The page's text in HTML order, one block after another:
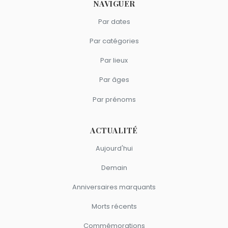
NAVIGUER
Par dates
Par catégories
Par lieux
Par âges
Par prénoms
ACTUALITÉ
Aujourd'hui
Demain
Anniversaires marquants
Morts récents
Commémorations